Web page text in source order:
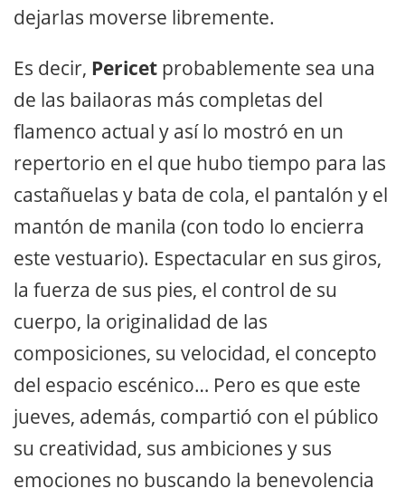
dejarlas moverse libremente.
Es decir, Pericet probablemente sea una
de las bailaoras más completas del
flamenco actual y así lo mostró en un
repertorio en el que hubo tiempo para las
castañuelas y bata de cola, el pantalón y el
mantón de manila (con todo lo encierra
este vestuario). Espectacular en sus giros,
la fuerza de sus pies, el control de su
cuerpo, la originalidad de las
composiciones, su velocidad, el concepto
del espacio escénico… Pero es que este
jueves, además, compartió con el público
su creatividad, sus ambiciones y sus
emociones no buscando la benevolencia